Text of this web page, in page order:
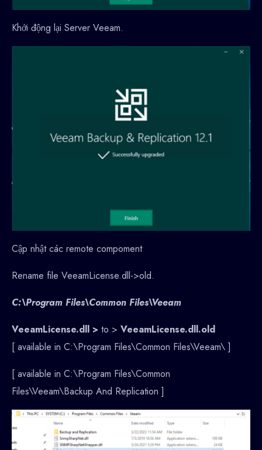
Khởi động lại Server Veeam.
Cập nhật các remote compoment
Rename file VeeamLicense.dll->old.
C:\Program Files\Common Files\Veeam
VeeamLicense.dll > to > VeeamLicense.dll.old
[ available in C:\Program Files\Common Files\Veeam\ ]
[ available in C:\Program Files\Common
Files\Veeam\Backup And Replication ]